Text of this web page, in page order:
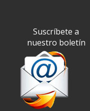
Suscríbete a
nuestro boletín